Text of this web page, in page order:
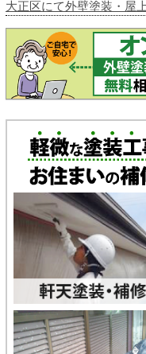
大正区にて外壁塗装・屋